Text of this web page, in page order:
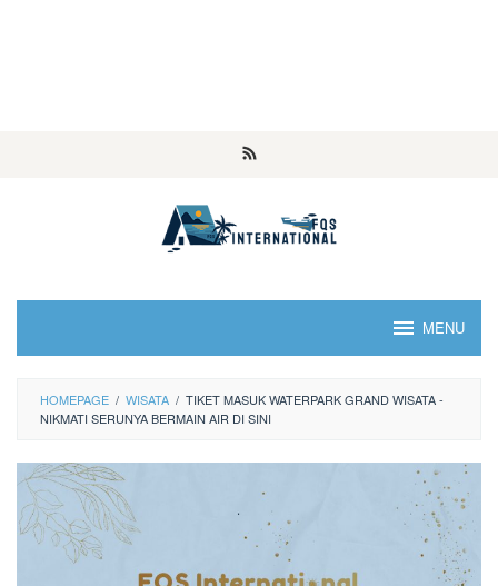
MENU
HOMEPAGE / WISATA / TIKET MASUK WATERPARK GRAND WISATA -
NIKMATI SERUNYA BERMAIN AIR DI SINI